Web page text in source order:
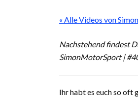
« Alle Videos von
Nachstehend findest
SimonMotorSport |
Ihr habt es euch so oft